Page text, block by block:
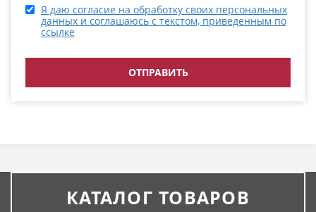
Я даю согласие на обработку своих персональных
данных и соглашаюсь с текстом, приведенным по
ссылке
КАТАЛОГ ТОВАРОВ